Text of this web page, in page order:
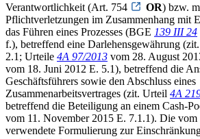
Verantwortlichkeit (Art. 754
OR) bzw.
Pflichtverletzungen im Zusammenhang mit
das Führen eines Prozesses (BGE 139 III 24
f.), betreffend eine Darlehensgewährung
2.1; Urteile 4A 97/2013 vom 28. August
vom 18. Juni 2012 E. 5.1), betreffend die
Geschäftsführers sowie den Abschluss eines
Zusammenarbeitsvertrages (zit. Urteil 4A
betreffend die Beteiligung an einem Cash-
vom 11. November 2015 E. 7.1.1). Die vom
verwendete Formulierung zur